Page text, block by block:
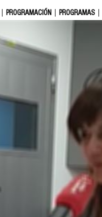
PROGRAMACIÓN PROGRAMAS